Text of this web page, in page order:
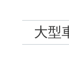
大型